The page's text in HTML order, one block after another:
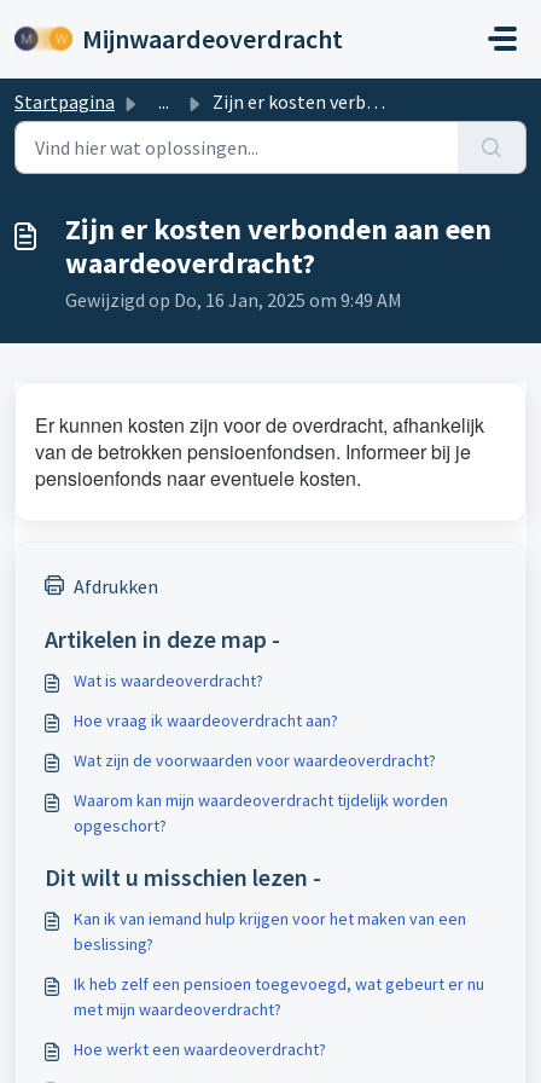
Mijnwaardeoverdracht
Startpagina ... Zijn er kosten verbonden aan een waardeoverdracht?
Zijn er kosten verbonden aan een
waardeoverdracht?
Gewijzigd op Do, 16 Jan, 2025 om 9:49 AM
Er kunnen kosten zijn voor de overdracht, afhankelijk
van de betrokken pensioenfondsen. Informeer bij je
pensioenfonds naar eventuele kosten.
Afdrukken
Artikelen in deze map -
Wat is waardeoverdracht?
Hoe vraag ik waardeoverdracht aan?
Wat zijn de voorwaarden voor waardeoverdracht?
Waarom kan mijn waardeoverdracht tijdelijk worden
opgeschort?
Dit wilt u misschien lezen -
Kan ik van iemand hulp krijgen voor het maken van een
beslissing?
Ik heb zelf een pensioen toegevoegd, wat gebeurt er nu
met mijn waardeoverdracht?
Hoe werkt een waardeoverdracht?